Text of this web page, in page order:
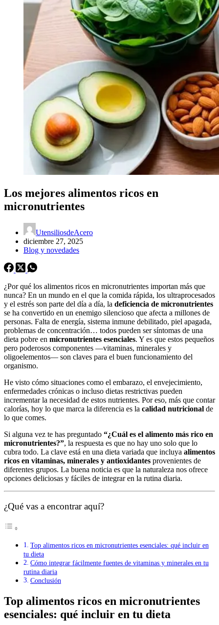
Los mejores alimentos ricos en
micronutrientes
UtensiliosdeAcero
diciembre 27, 2025
Blog y novedades
¿Por qué los alimentos ricos en micronutrientes importan más que
nunca? En un mundo en el que la comida rápida, los ultraprocesados
y el estrés son parte del día a día, la deficiencia de micronutrientes
se ha convertido en un enemigo silencioso que afecta a millones de
personas. Falta de energía, sistema inmune debilitado, piel apagada,
problemas de concentración… todos pueden ser síntomas de una
dieta pobre en micronutrientes esenciales. Y es que estos pequeños
pero poderosos componentes —vitaminas, minerales y
oligoelementos— son claves para el buen funcionamiento del
organismo.
He visto cómo situaciones como el embarazo, el envejecimiento,
enfermedades crónicas o incluso dietas restrictivas pueden
incrementar la necesidad de estos nutrientes. Por eso, más que contar
calorías, hoy lo que marca la diferencia es la calidad nutricional de
lo que comes.
Si alguna vez te has preguntado “¿Cuál es el alimento más rico en
micronutrientes?”, la respuesta es que no hay uno solo que lo
cubra todo. La clave está en una dieta variada que incluya alimentos
ricos en vitaminas, minerales y antioxidantes provenientes de
diferentes grupos. La buena noticia es que la naturaleza nos ofrece
opciones deliciosas y fáciles de integrar en la rutina diaria.
¿Qué vas a encontrar aquí?
Top alimentos ricos en micronutrientes esenciales: qué incluir en
tu dieta
Cómo integrar fácilmente fuentes de vitaminas y minerales en tu
rutina diaria
Conclusión
Top alimentos ricos en micronutrientes
esenciales: qué incluir en tu dieta